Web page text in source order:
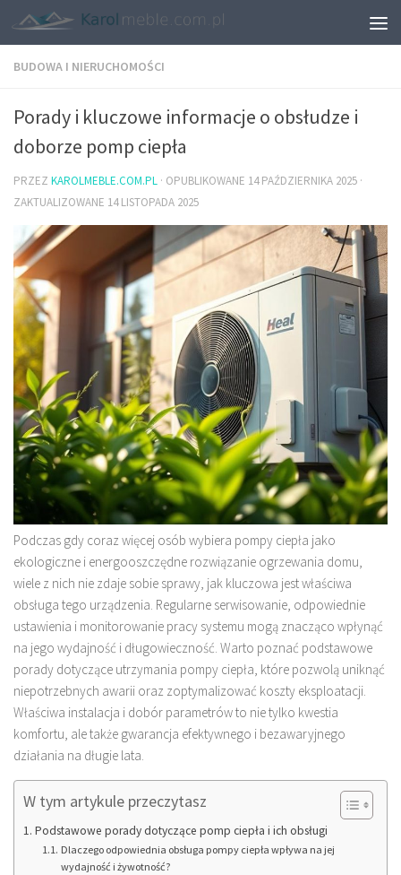
BUDOWA I NIERUCHOMOŚCI
Porady i kluczowe informacje o obsłudze i
doborze pomp ciepła
PRZEZ KAROLMEBLE.COM.PL · OPUBLIKOWANE 14 PAŹDZIERNIKA 2025 ·
ZAKTUALIZOWANE 14 LISTOPADA 2025
Podczas gdy coraz więcej osób wybiera pompy ciepła jako
ekologiczne i energooszczędne rozwiązanie ogrzewania domu,
wiele z nich nie zdaje sobie sprawy, jak kluczowa jest właściwa
obsługa tego urządzenia. Regularne serwisowanie, odpowiednie
ustawienia i monitorowanie pracy systemu mogą znacząco wpłynąć
na jego wydajność i długowieczność. Warto poznać podstawowe
porady dotyczące utrzymania pompy ciepła, które pozwolą uniknąć
niepotrzebnych awarii oraz zoptymalizować koszty eksploatacji.
Właściwa instalacja i dobór parametrów to nie tylko kwestia
komfortu, ale także gwarancja efektywnego i bezawaryjnego
działania na długie lata.
W tym artykule przeczytasz
Podstawowe porady dotyczące pomp ciepła i ich obsługi
Dlaczego odpowiednia obsługa pompy ciepła wpływa na jej
wydajność i żywotność?